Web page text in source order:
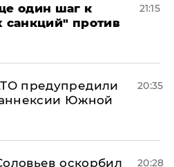
один шаг к
санкций" против
21:15
предупредили
Южной
20:35
оскорбил
20:28